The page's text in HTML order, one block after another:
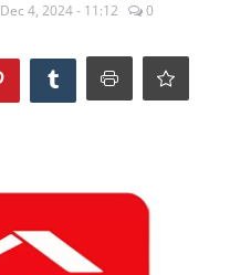
Dec 4, 2024 - 11:12 0